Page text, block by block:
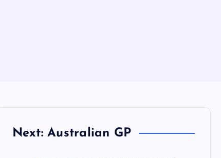
Next: Australian GP